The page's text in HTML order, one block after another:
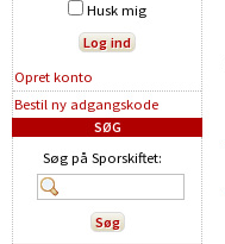
Husk mig
Opret konto
Bestil ny adgangskode
SØG
Søg på Sporskiftet: